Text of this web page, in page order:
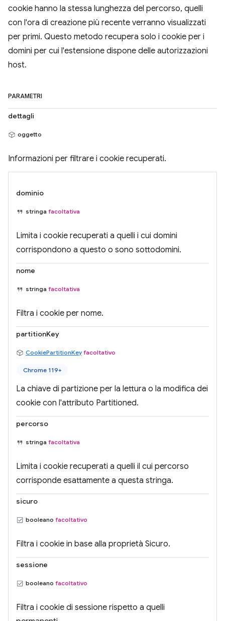
cookie hanno la stessa lunghezza del percorso, quelli
con l'ora di creazione più recente verranno visualizzati
per primi. Questo metodo recupera solo i cookie per i
domini per cui l'estensione dispone delle autorizzazioni
host.
PARAMETRI
dettagli
oggetto
Informazioni per filtrare i cookie recuperati.
dominio
stringa facoltativa
Limita i cookie recuperati a quelli i cui domini
corrispondono a questo o sono sottodomini.
nome
stringa facoltativa
Filtra i cookie per nome.
partitionKey
CookiePartitionKey facoltativo
Chrome 119+
La chiave di partizione per la lettura o la modifica dei
cookie con l'attributo Partitioned.
percorso
stringa facoltativa
Limita i cookie recuperati a quelli il cui percorso
corrisponde esattamente a questa stringa.
sicuro
booleano facoltativo
Filtra i cookie in base alla proprietà Sicuro.
sessione
booleano facoltativo
Filtra i cookie di sessione rispetto a quelli